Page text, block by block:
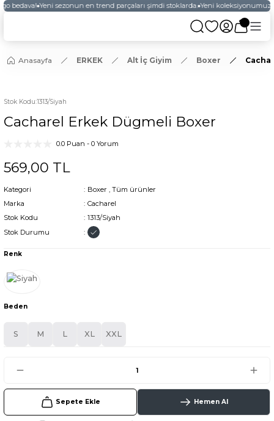
bedava! Yeni sezonun en trend parçaları şimdi stoklarda. Yeni
Anasayfa ERKEK Alt İç Giyim Boxer
Stok Kodu:1313/Siyah
Cacharel Erkek Dügmeli Boxer
0.0 Puan - 0 Yorum
569,00 TL
Kategori Boxer , Tüm ürünler
Marka
Cacharel
Stok Kodu
1313/Siyah
Stok Durumu
Renk
Beden
S M L XL XXL
Sepete Ekle Hemen Al